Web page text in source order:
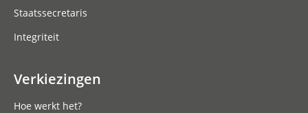
Staatssecretaris
Integriteit
Verkiezingen
Hoe werkt het?